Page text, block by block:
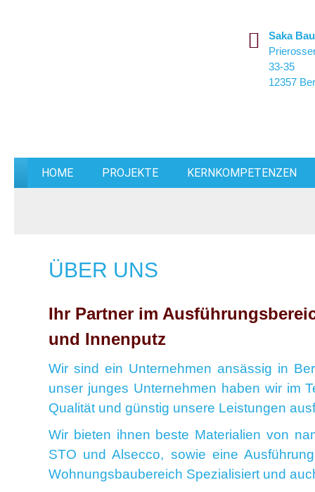
Saka
33-35
12357
HOME PROJEKTE KERNKOMPETENZEN
ÜBER UNS
Ihr Partner im
und Innenputz
Wir sind ein Unternehmen ansässig in
unser junges Unternehmen haben wir im
Qualität und günstig unsere Leistungen
Wir bieten ihnen beste Materialien von
STO und Alsecco, sowie eine
Wohnungsbaubereich Spezialisiert und